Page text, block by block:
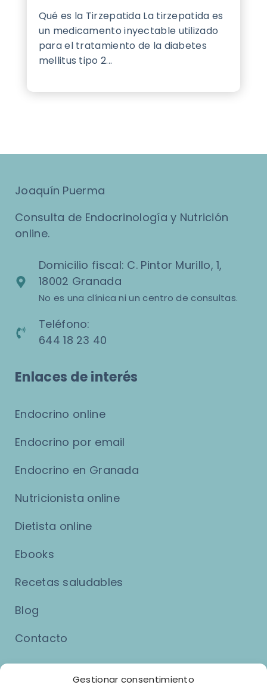
Gestionar consentimiento
Qué es la Tirzepatida La tirzepatida es
un medicamento inyectable utilizado
para el tratamiento de la diabetes
mellitus tipo 2...
Joaquín Puerma
Consulta de Endocrinología y Nutrición
online.
Domicilio fiscal: C. Pintor Murillo, 1,
18002 Granada
No es una clínica ni un centro de consultas.
Teléfono:
644 18 23 40
Enlaces de interés
Endocrino online
Endocrino por email
Endocrino en Granada
Nutricionista online
Dietista online
Ebooks
Recetas saludables
Blog
Contacto
Asuntos Legales